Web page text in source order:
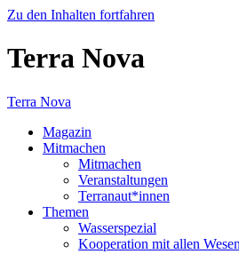
Zu den Inhalten fortfahren
Terra Nova
Terra Nova
Magazin
Mitmachen
Mitmachen
Veranstaltungen
Terranaut*innen
Themen
Wasserspezial
Kooperation mit allen Wesen